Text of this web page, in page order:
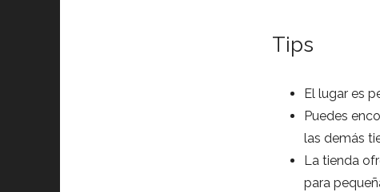
Tips
El lugar es
Puedes
las demás
La tienda
para